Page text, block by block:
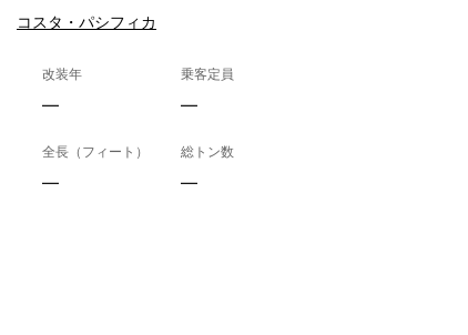
コスタ・パシフィカ
改装年
—
乗客定員
—
全長（フィート）
—
総トン数
—